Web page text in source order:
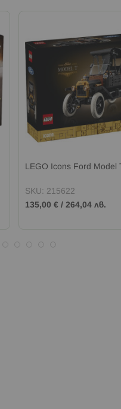
LEGO Icons Ford Model
SKU: 215622
135,00 € / 264,04 лв.